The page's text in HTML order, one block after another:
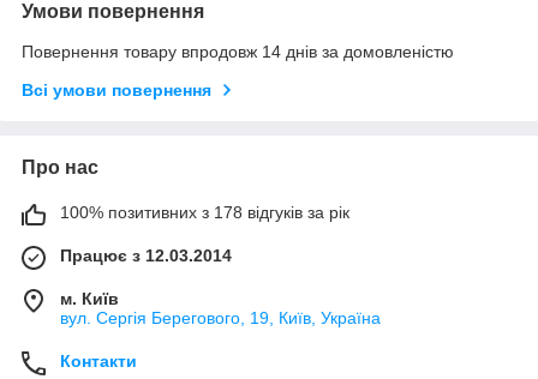
Умови повернення
Повернення товару впродовж 14 днів за домовленістю
Всі умови повернення
Про нас
100% позитивних з 178 відгуків за рік
Працює з 12.03.2014
м. Київ
вул. Сергія Берегового, 19, Київ, Україна
Контакти